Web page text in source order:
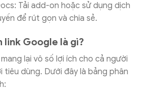
Tải add-on hoặc sử dụng dịch
để rút gọn và chia sẻ.
link Google là gì?
lại vô số lợi ích cho cả người
tiêu dùng. Dưới đây là bảng phân